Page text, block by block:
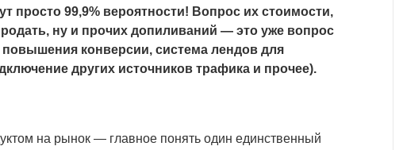
просто 99,9% вероятности! Вопрос их стоимости,
ну и прочих допиливаний — это уже вопрос
повышения конверсии, система лендов для
других источников трафика и прочее).
на рынок — главное понять один единственный